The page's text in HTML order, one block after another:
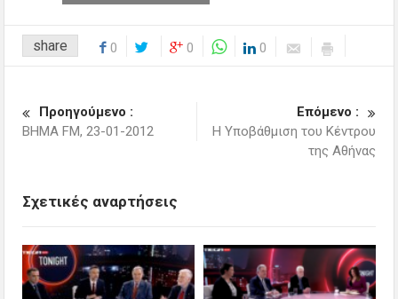
share 0 0 0
Προηγούμενο :
ΒΗΜΑ FM, 23-01-2012
Επόμενο :
Η Υποβάθμιση του Κέντρου
της Αθήνας
Σχετικές αναρτήσεις